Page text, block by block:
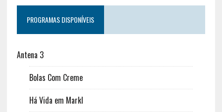
PROGRAMAS DISPONÍVEIS
Antena 3
Bolas Com Creme
Há Vida em Markl